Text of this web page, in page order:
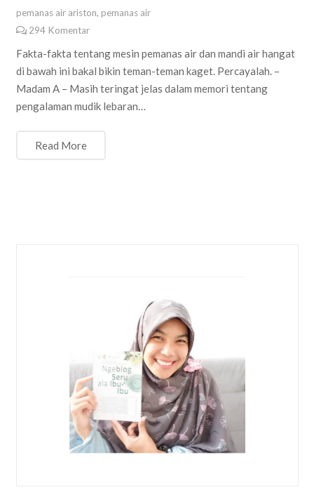
pemanas air ariston, pemanas air
294 Komentar
Fakta-fakta tentang mesin pemanas air dan mandi air hangat
di bawah ini bakal bikin teman-teman kaget. Percayalah. –
Madam A – Masih teringat jelas dalam memori tentang
pengalaman mudik lebaran…
Read More